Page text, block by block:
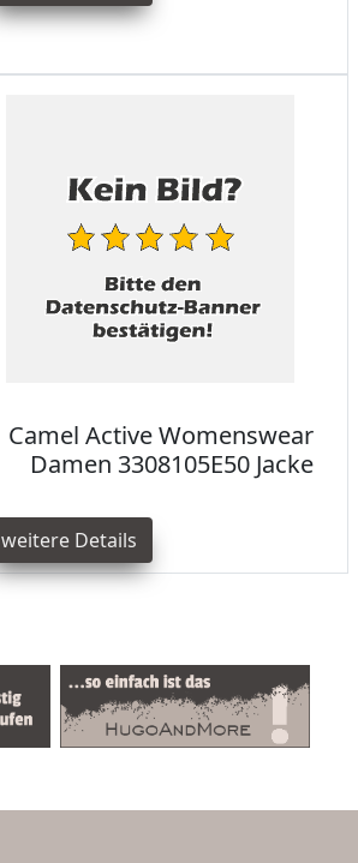
Camel Active Womenswear
Damen 3308105E50 Jacke
weitere Details